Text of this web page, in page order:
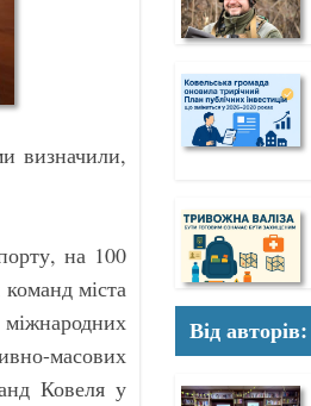
визначили,
на 100
міста
масових
Ковеля у
Від авторів: